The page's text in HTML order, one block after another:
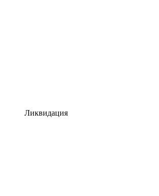
Ликвидация